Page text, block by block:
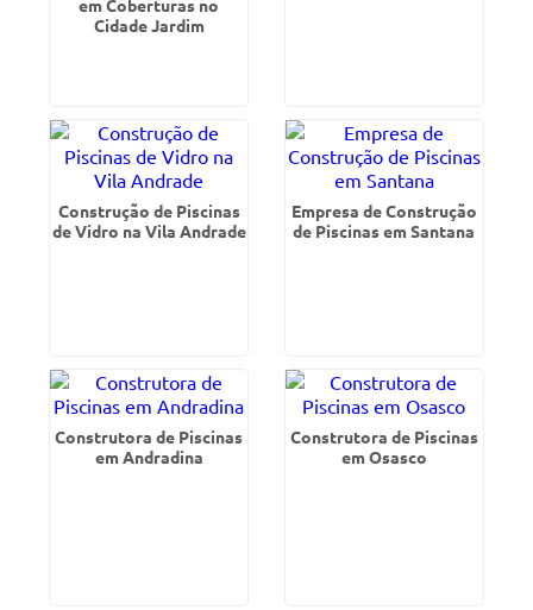
em Coberturas no
Cidade Jardim
Construção de Piscinas
de Vidro na Vila Andrade
Empresa de Construção
de Piscinas em Santana
Construtora de Piscinas
em Andradina
Construtora de Piscinas
em Osasco